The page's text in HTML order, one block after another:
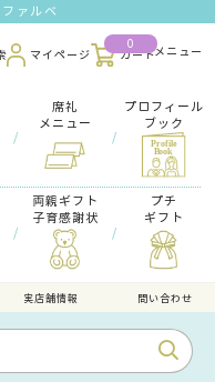
ァルベ
マイページ
0
カート
/
席礼
メニュー
/
プロフィール
ブック
/
両親ギフト
子育感謝状
/
プチ
ギフト
実店舗情報 問い合わせ